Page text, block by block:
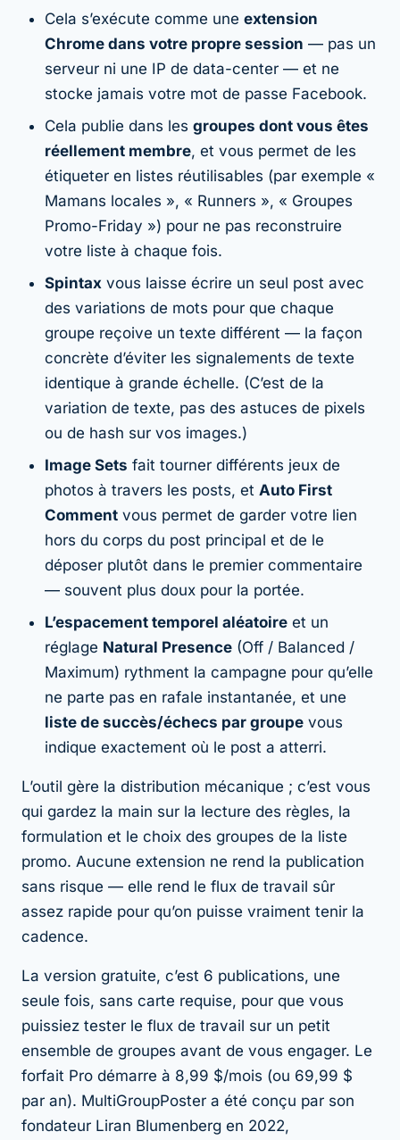
Cela s’exécute comme une extension
Chrome dans votre propre session — pas un
serveur ni une IP de data-center — et ne
stocke jamais votre mot de passe Facebook.
Cela publie dans les groupes dont vous êtes
réellement membre, et vous permet de les
étiqueter en listes réutilisables (par exemple «
Mamans locales », « Runners », « Groupes
Promo-Friday ») pour ne pas reconstruire
votre liste à chaque fois.
Spintax vous laisse écrire un seul post avec
des variations de mots pour que chaque
groupe reçoive un texte différent — la façon
concrète d’éviter les signalements de texte
identique à grande échelle. (C’est de la
variation de texte, pas des astuces de pixels
ou de hash sur vos images.)
Image Sets fait tourner différents jeux de
photos à travers les posts, et Auto First
Comment vous permet de garder votre lien
hors du corps du post principal et de le
déposer plutôt dans le premier commentaire
— souvent plus doux pour la portée.
L’espacement temporel aléatoire et un
réglage Natural Presence (Off / Balanced /
Maximum) rythment la campagne pour qu’elle
ne parte pas en rafale instantanée, et une
liste de succès/échecs par groupe vous
indique exactement où le post a atterri.
L’outil gère la distribution mécanique ; c’est vous
qui gardez la main sur la lecture des règles, la
formulation et le choix des groupes de la liste
promo. Aucune extension ne rend la publication
sans risque — elle rend le flux de travail sûr
assez rapide pour qu’on puisse vraiment tenir la
cadence.
La version gratuite, c’est 6 publications, une
seule fois, sans carte requise, pour que vous
puissiez tester le flux de travail sur un petit
ensemble de groupes avant de vous engager. Le
forfait Pro démarre à 8,99 $/mois (ou 69,99 $
par an). MultiGroupPoster a été conçu par son
fondateur Liran Blumenberg en 2022,